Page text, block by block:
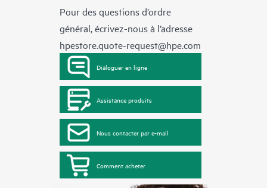
Pour des questions d’ordre
général, écrivez-nous à l’adresse
hpestore.quote-request@hpe.com
Dialoguer en ligne
Assistance produits
Nous contacter par e-mail
Comment acheter